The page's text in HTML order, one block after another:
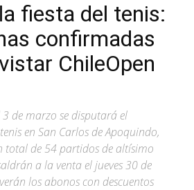
fiesta del tenis:
confirmadas
ChileOpen
de marzo se disputará el
en San Carlos de Apoquindo,
total de 54 partidos de altísimo
a la venta el jueves 30 de
los abonos con descuentos